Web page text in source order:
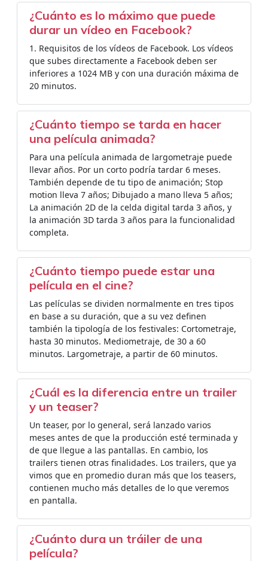
¿Cuánto es lo máximo que puede
durar un vídeo en Facebook?
1. Requisitos de los vídeos de Facebook. Los vídeos
que subes directamente a Facebook deben ser
inferiores a 1024 MB y con una duración máxima de
20 minutos.
¿Cuánto tiempo se tarda en hacer
una película animada?
Para una película animada de largometraje puede
llevar años. Por un corto podría tardar 6 meses.
También depende de tu tipo de animación; Stop
motion lleva 7 años; Dibujado a mano lleva 5 años;
La animación 2D de la celda digital tarda 3 años, y
la animación 3D tarda 3 años para la funcionalidad
completa.
¿Cuánto tiempo puede estar una
película en el cine?
Las películas se dividen normalmente en tres tipos
en base a su duración, que a su vez definen
también la tipología de los festivales: Cortometraje,
hasta 30 minutos. Mediometraje, de 30 a 60
minutos. Largometraje, a partir de 60 minutos.
¿Cuál es la diferencia entre un trailer
y un teaser?
Un teaser, por lo general, será lanzado varios
meses antes de que la producción esté terminada y
de que llegue a las pantallas. En cambio, los
trailers tienen otras finalidades. Los trailers, que ya
vimos que en promedio duran más que los teasers,
contienen mucho más detalles de lo que veremos
en pantalla.
¿Cuánto dura un tráiler de una
película?